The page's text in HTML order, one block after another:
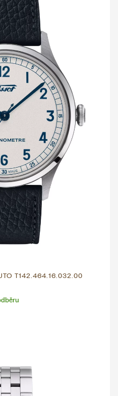
T142.464.16.032.00